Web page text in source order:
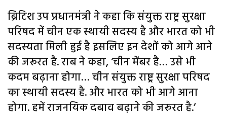
ब्रिटिश उप प्रधानमंत्री ने कहा कि संयुक्त राष्ट्र सुरक्षा
परिषद में चीन एक स्थायी सदस्य है और भारत को भी
सदस्यता मिली हुई है इसलिए इन देशों को आगे आने
की जरूरत है. राब ने कहा, ‘चीन मेंबर है… उसे भी
कदम बढ़ाना होगा… चीन संयुक्त राष्ट्र सुरक्षा परिषद
का स्थायी सदस्य है. और भारत को भी आगे आना
होगा. हमें राजनयिक दबाव बढ़ाने की जरूरत है.’